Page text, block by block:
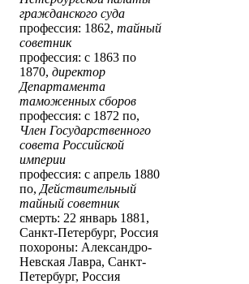
гражданского суда
профессия: 1862, тайный
советник
профессия: с 1863 по
1870, директор
Департамента
таможенных сборов
профессия: с 1872 по,
Член Государственного
совета Российской
империи
профессия: с апрель 1880
по, Действительный
тайный советник
смерть: 22 январь 1881,
Санкт-Петербург, Россия
похороны: Александро-
Невская Лавра, Санкт-
Петербург, Россия